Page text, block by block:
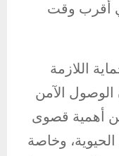
أقرب وقت
اللازمة
الوصول الآمن
أهمية قصوى
وخاصة